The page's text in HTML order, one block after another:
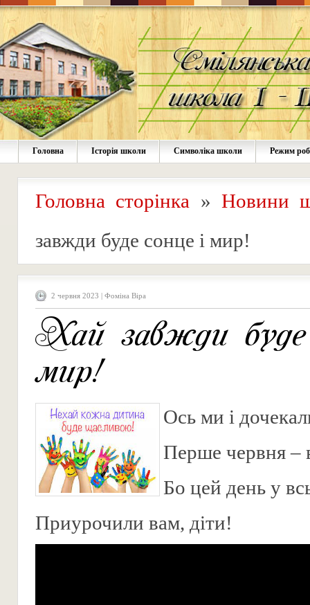
Головна Історія школи Символіка школи Режим
Головна сторінка »Новини
завжди буде сонце і мир!
2 червня 2023 | Фоміна Віра
Хай завжди буде
мир!
Ось ми і
Перше червня –
Бо цей день у
Приурочили вам, діти!